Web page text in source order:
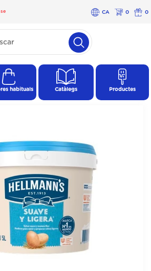
CA 0 0
habituals Catàlegs Productes